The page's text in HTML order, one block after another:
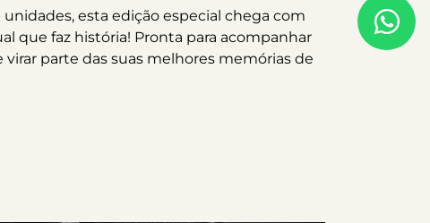
unidades, esta edição especial chega com
que faz história! Pronta para acompanhar
virar parte das suas melhores memórias de